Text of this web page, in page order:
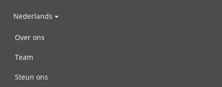
Nederlands
Over ons
Team
Steun ons